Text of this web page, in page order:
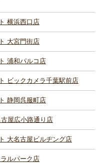
横浜西口店
大宮門街店
浦和パルコ店
ビックカメラ千葉駅前店
静岡呉服町店
屋広小路通り店
大名古屋ビルヂング店
ルパーク店